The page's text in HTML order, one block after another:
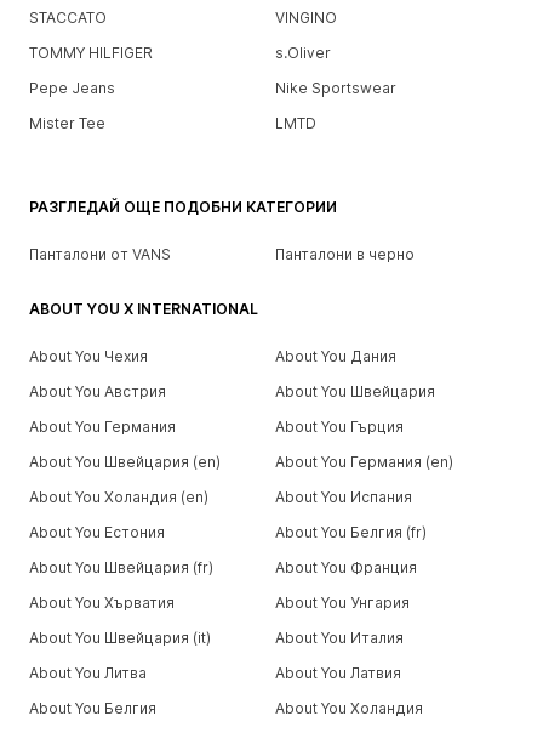
STACCATO
VINGINO
TOMMY HILFIGER
s.Oliver
Pepe Jeans
Nike Sportswear
Mister Tee
LMTD
РАЗГЛЕДАЙ ОЩЕ ПОДОБНИ КАТЕГОРИИ
Панталони от VANS Панталони в черно
ABOUT YOU X INTERNATIONAL
About You Чехия
About You Дания
About You Австрия
About You Швейцария
About You Германия
About You Гърция
About You Швейцария (en)
About You Германия (en)
About You Холандия (en)
About You Испания
About You Естония
About You Белгия (fr)
About You Швейцария (fr)
About You Франция
About You Хърватия
About You Унгария
About You Швейцария (it)
About You Италия
About You Литва
About You Латвия
About You Белгия
About You Холандия